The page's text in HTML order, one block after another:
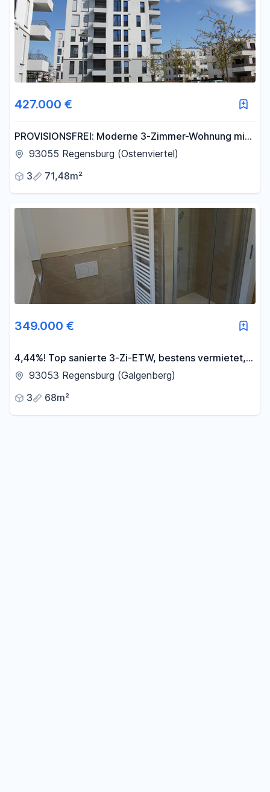
427.000 €
PROVISIONSFREI: Moderne 3-Zimmer-Wohnung mit
Balkon im Candis-Viertel
93055 Regensburg (Ostenviertel)
3
71,48m²
349.000 €
4,44%! Top sanierte 3-Zi-ETW, bestens vermietet,
perfekte Lage zur Uni, für Kapitalanleger!
93053 Regensburg (Galgenberg)
3
68m²